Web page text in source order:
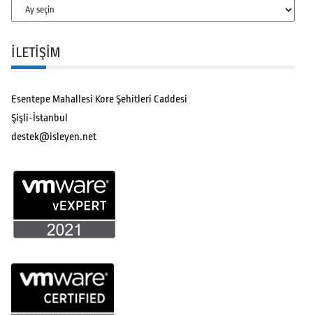
Arşivler
İLETİŞİM
Esentepe Mahallesi Kore Şehitleri Caddesi
Şişli-İstanbul
destek@isleyen.net